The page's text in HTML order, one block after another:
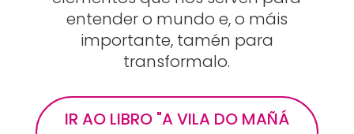
entender o mundo e, o máis
importante, tamén para
transformalo.
IR AO LIBRO "A VILA DO MAÑÁ